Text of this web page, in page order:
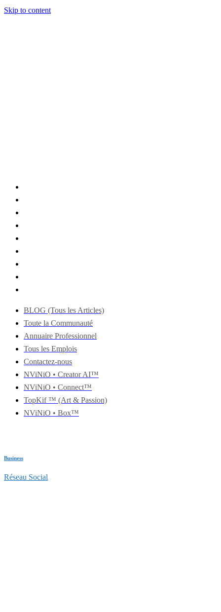
Skip to content
BLOG (Tous les Articles)
Toute la Communauté
Annuaire Professionnel
Tous les Emplois
Contactez-nous
NViNiO • Creator AI™
NViNiO • Connect™
TopKif ™ (Art & Passion)
NViNiO • Box™
Business
Réseau Social